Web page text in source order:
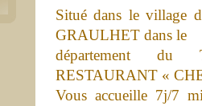
Situé dans le village
GRAULHET dans le
département du
RESTAURANT «
Vous accueille 7j/7